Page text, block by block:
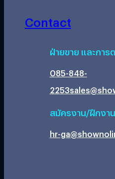
Contact
ฝ่ายขาย และการ
085-848-
2253
สมัครงาน/ฝึกงา
hr-